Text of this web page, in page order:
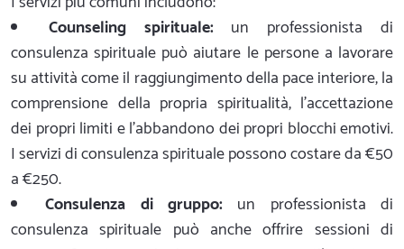
Counseling spirituale:un professionista di
consulenza spirituale può aiutare le persone a lavorare
su attività come il raggiungimento della pace interiore, la
comprensione della propria spiritualità, l'accettazione
dei propri limiti e l'abbandono dei propri blocchi emotivi.
I servizi di consulenza spirituale possono costare da €50
a €250.
Consulenza di gruppo: un professionista di
consulenza spirituale può anche offrire sessioni di